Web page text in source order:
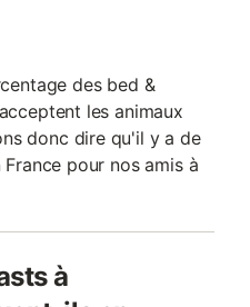
des bed &
les animaux
donc dire qu'il y a de
pour nos amis à
à